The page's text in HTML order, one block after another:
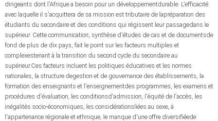
dirigeants dont l'Afrique a besoin pour un développementdurable. L'efficacité
avec laquelle il s'acquittera de sa mission est tributaire de lapréparation des
étudiants du secondaire et des conditions qui régissent leur passagedans le
supérieur. Cette communication, synthèse d'études de cas et de documentsde
fond de plus de dix pays, fait le point sur les facteurs multiples et
complexestenant à la transition du second cycle du secondaire au
supérieur.Ces facteurs incluent les politiques éducatives et les normes
nationales, la structure degestion et de gouvernance des établissements, la
formation des enseignants et l'enseignementdes programmes, les examens et
procédures d'évaluation, les conditionsd'admission, l'équité de l'accès, les
inégalités socio-économiques, les considérationsliées au sexe, à
l'appartenance régionale et ethnique, le manque d'une offre diversifiéede